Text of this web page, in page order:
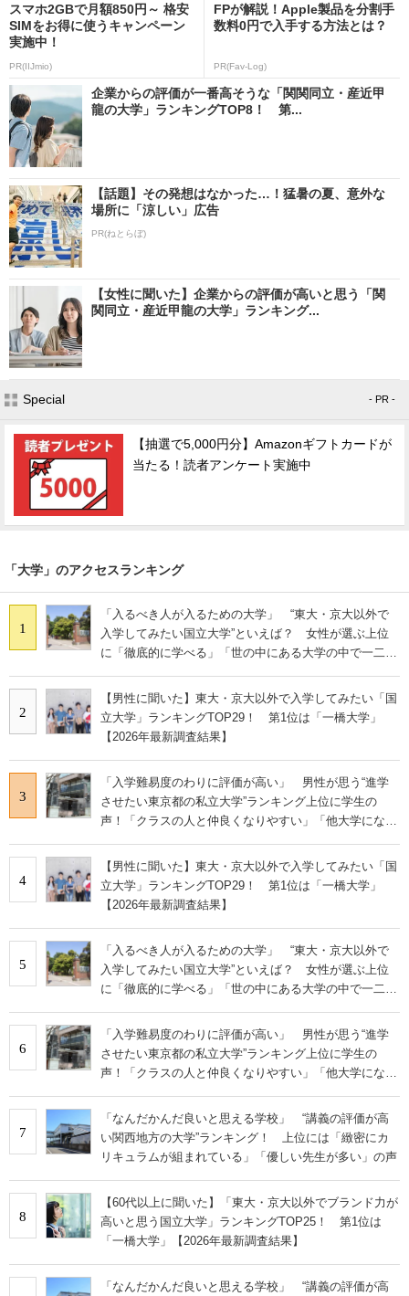
スマホ2GBで月額850円～ 格安
SIMをお得に使うキャンペーン
実施中！
PR(IIJmio)
FPが解説！Apple製品を分割手
数料0円で入手する方法とは？
PR(Fav-Log)
企業からの評価が一番高そうな「関関同立・産近甲
龍の大学」ランキングTOP8！ 第...
【話題】その発想はなかった…！猛暑の夏、意外な
場所に「涼しい」広告
PR(ねとらぼ)
【女性に聞いた】企業からの評価が高いと思う「関
関同立・産近甲龍の大学」ランキング...
Special - PR -
【抽選で5,000円分】Amazonギフトカードが
当たる！読者アンケート実施中
「大学」のアクセスランキング
1
「入るべき人が入るための大学」 “東大・京大以外で
入学してみたい国立大学”といえば？ 女性が選ぶ上位
に「徹底的に学べる」「世の中にある大学の中で一二を
2
【男性に聞いた】東大・京大以外で入学してみたい「国
立大学」ランキングTOP29！ 第1位は「一橋大学」
【2026年最新調査結果】
3
「入学難易度のわりに評価が高い」 男性が思う“進学
させたい東京都の私立大学”ランキング上位に学生の
声！「クラスの人と仲良くなりやすい」「他大学にない
4
【男性に聞いた】東大・京大以外で入学してみたい「国
立大学」ランキングTOP29！ 第1位は「一橋大学」
【2026年最新調査結果】
5
「入るべき人が入るための大学」 “東大・京大以外で
入学してみたい国立大学”といえば？ 女性が選ぶ上位
に「徹底的に学べる」「世の中にある大学の中で一二を
6
「入学難易度のわりに評価が高い」 男性が思う“進学
させたい東京都の私立大学”ランキング上位に学生の
声！「クラスの人と仲良くなりやすい」「他大学にない
7
「なんだかんだ良いと思える学校」 “講義の評価が高
い関西地方の大学”ランキング！ 上位には「緻密にカ
リキュラムが組まれている」「優しい先生が多い」の声
8
【60代以上に聞いた】「東大・京大以外でブランド力が
高いと思う国立大学」ランキングTOP25！ 第1位は
「一橋大学」【2026年最新調査結果】
「なんだかんだ良いと思える学校」 “講義の評価が高